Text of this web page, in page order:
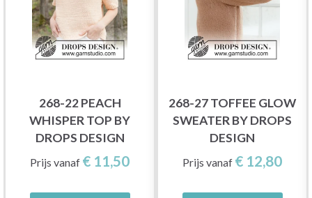
268-22 PEACH
WHISPER TOP BY
DROPS DESIGN
Prijs vanaf € 11,50
268-27 TOFFEE GLOW
SWEATER BY DROPS
DESIGN
Prijs vanaf € 12,80